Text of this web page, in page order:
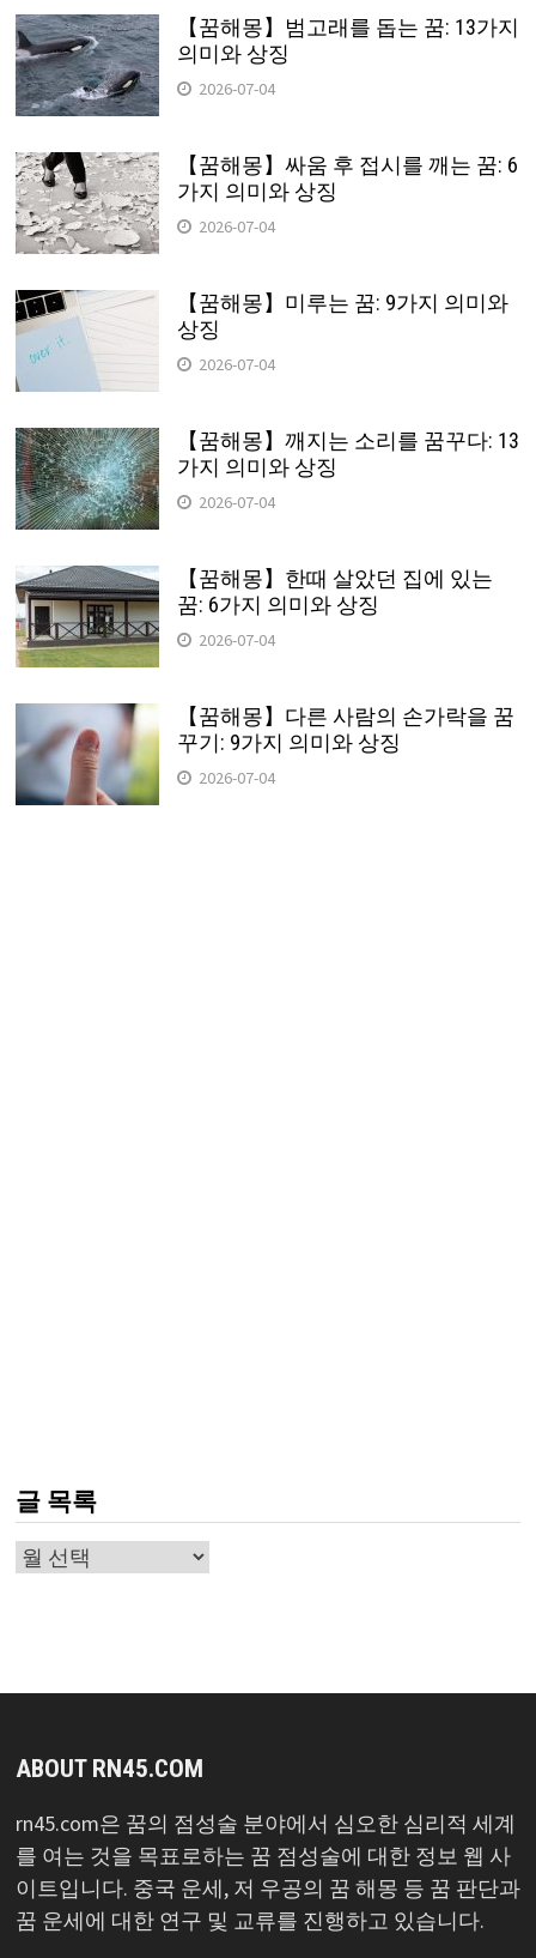
【꿈해몽】범고래를 돕는 꿈: 13가지
의미와 상징
2026-07-04
【꿈해몽】싸움 후 접시를 깨는 꿈: 6
가지 의미와 상징
2026-07-04
【꿈해몽】미루는 꿈: 9가지 의미와
상징
2026-07-04
【꿈해몽】깨지는 소리를 꿈꾸다: 13
가지 의미와 상징
2026-07-04
【꿈해몽】한때 살았던 집에 있는
꿈: 6가지 의미와 상징
2026-07-04
【꿈해몽】다른 사람의 손가락을 꿈
꾸기: 9가지 의미와 상징
2026-07-04
글 목록
글
ABOUT RN45.COM
rn45.com은 꿈의 점성술 분야에서 심오한 심리적 세계
를 여는 것을 목표로하는 꿈 점성술에 대한 정보 웹 사
이트입니다. 중국 운세, 저 우공의 꿈 해몽 등 꿈 판단과
꿈 운세에 대한 연구 및 교류를 진행하고 있습니다.